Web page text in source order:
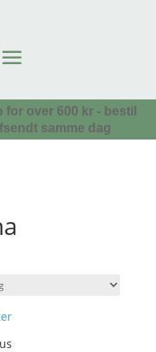
over 600 kr - bestil
samme dag